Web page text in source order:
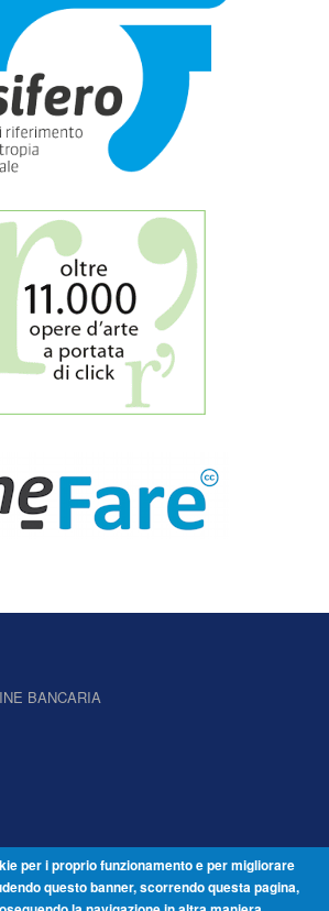
BANCARIA
Il Giornale delle Fondazioni - Periodico telematico
Tribunale n.7 del 22/07/2014 – ISSN 2421-2466
per i proprio funzionamento e per migliorare
questo banner, scorrendo questa pagina,